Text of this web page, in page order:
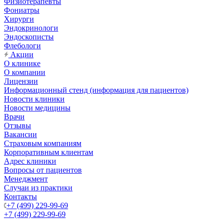
Фониатры
Хирурги
Эндокринологи
Эндоскописты
Флебологи
Акции
О клинике
О компании
Лицензии
Информационный стенд (информация для пациентов)
Новости клиники
Новости медицины
Врачи
Отзывы
Вакансии
Страховым компаниям
Корпоративным клиентам
Адрес клиники
Вопросы от пациентов
Менеджмент
Случаи из практики
Контакты
+7 (499) 229-99-69
+7 (499) 229-99-69